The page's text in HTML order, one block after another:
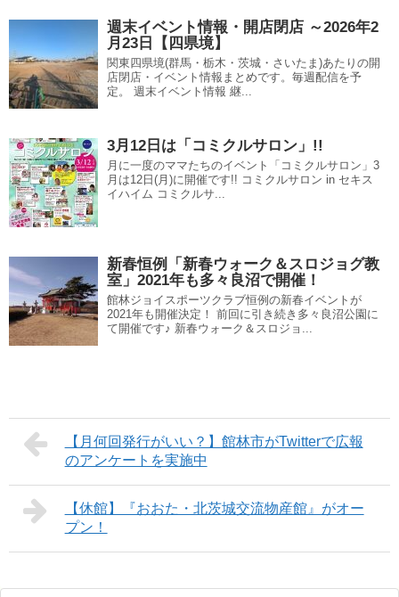
週末イベント情報・開店閉店 ～2026年2
月23日【四県境】
関東四県境(群馬・栃木・茨城・さいたま)あたりの開
店閉店・イベント情報まとめです。毎週配信を予
定。 週末イベント情報 継...
3月12日は「コミクルサロン」!!
月に一度のママたちのイベント「コミクルサロン」3
月は12日(月)に開催です!! コミクルサロン in セキス
イハイム コミクルサ...
新春恒例「新春ウォーク＆スロジョグ教
室」2021年も多々良沼で開催！
館林ジョイスポーツクラブ恒例の新春イベントが
2021年も開催決定！ 前回に引き続き多々良沼公園に
て開催です♪ 新春ウォーク＆スロジョ...
【月何回発行がいい？】館林市がTwitterで広報
のアンケートを実施中
【休館】『おおた・北茨城交流物産館』がオー
プン！